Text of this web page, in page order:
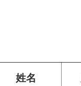
姓名